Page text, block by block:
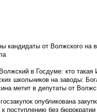
кандидаты от Волжского на
в Госдуме: кто
школьников на заводы:
метит в депутаты от
опубликована
поступлению без